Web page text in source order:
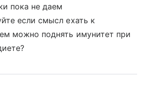
пока не даем
если смысл ехать к
можно поднять имунитет при